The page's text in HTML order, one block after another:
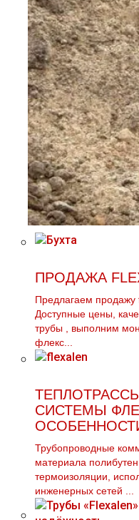
ПРОДАЖА
Предлагаем продажу
Доступные цены,
тpубы , выполним
флекс...
СИСТЕМЫ
Трубопроводные
материала
термоизоляции,
инженерных сетей ...